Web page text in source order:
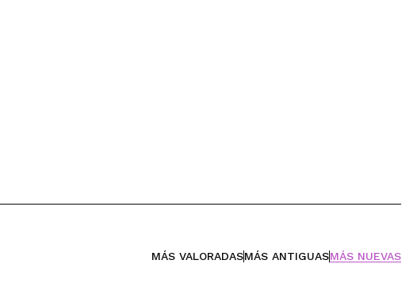
MÁS VALORADASMÁS ANTIGUASMÁS NUEVAS